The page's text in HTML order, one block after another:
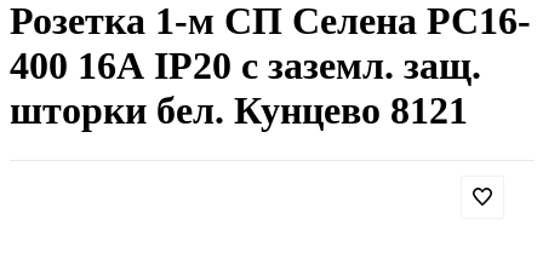
Розетка 1-м СП Селена РС16-
400 16А IP20 с заземл. защ.
шторки бел. Кунцево 8121